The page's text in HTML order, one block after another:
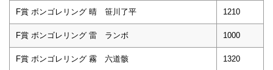
F賞 ボンゴレリング 晴 笹川了平 1210
F賞 ボンゴレリング 雷 ランボ 1000
F賞 ボンゴレリング 霧 六道骸 1320